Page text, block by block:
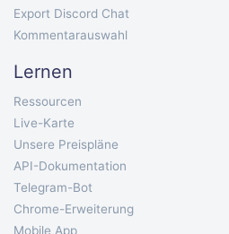
Export Discord Chat
Kommentarauswahl
Lernen
Ressourcen
Live-Karte
Unsere Preispläne
API-Dokumentation
Telegram-Bot
Chrome-Erweiterung
Mobile App